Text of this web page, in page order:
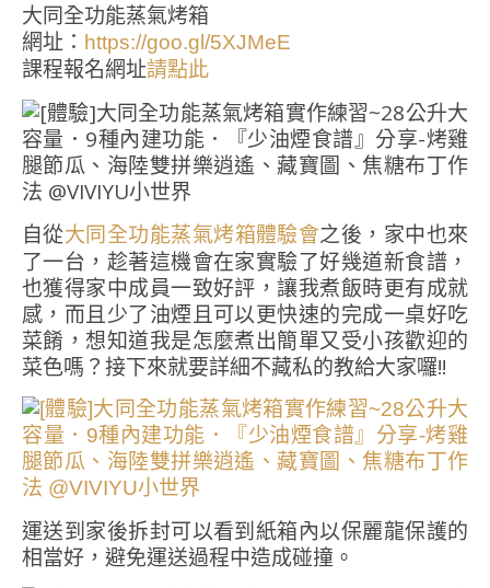
大同全功能蒸氣烤箱
網址： https://goo.gl/5XJMeE
課程報名網址請點此
自從大同全功能蒸氣烤箱體驗會之後，家中也來
了一台，趁著這機會在家實驗了好幾道新食譜，
也獲得家中成員一致好評，讓我煮飯時更有成就
感，而且少了油煙且可以更快速的完成一桌好吃
菜餚，想知道我是怎麼煮出簡單又受小孩歡迎的
菜色嗎？接下來就要詳細不藏私的教給大家囉!!
運送到家後拆封可以看到紙箱內以保麗龍保護的
相當好，避免運送過程中造成碰撞。